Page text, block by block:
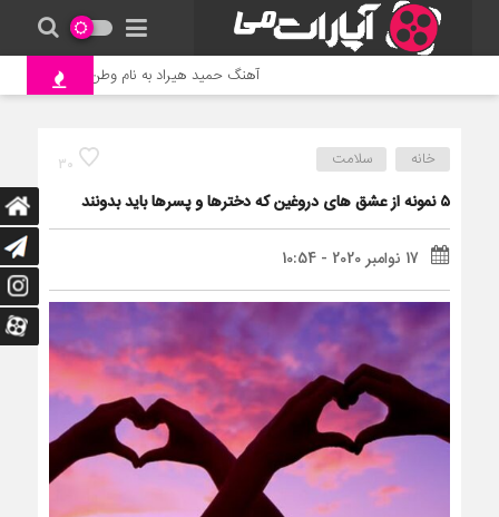
آهنگ حمید هیراد به نام وطن جنگ و
30 خانه سلامت
۵ نمونه از عشق های دروغین که دخترها و پسرها باید بدونند
17 نوامبر 2020 - 10:54